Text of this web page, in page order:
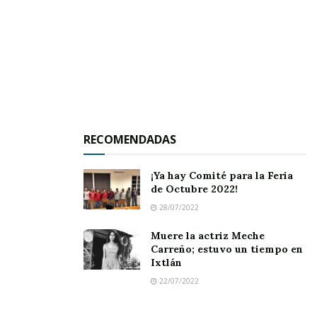
RECOMENDADAS
¡Ya hay Comité para la Feria
de Octubre 2022!
28/07/2022
Muere la actriz Meche
Carreño; estuvo un tiempo en
Ixtlán
22/07/2022